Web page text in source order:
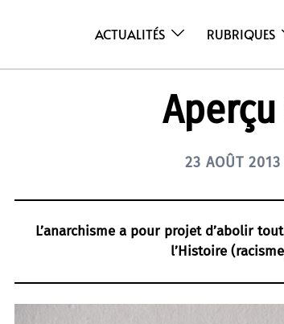
ACTUALITÉS RUBRIQUES
23 AOÛT 2013
L’anarchisme a pour projet d’abolir
l’Histoire